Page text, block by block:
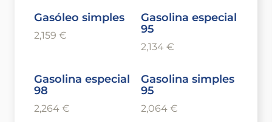
Gasóleo simples
2,159 €
Gasolina especial
95
2,134 €
Gasolina especial
98
2,264 €
Gasolina simples
95
2,064 €